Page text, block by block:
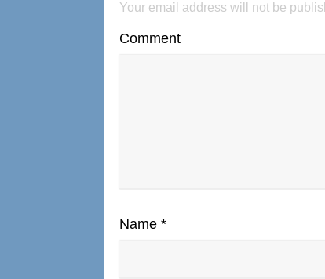
Your email address will not be
Comment
Name *